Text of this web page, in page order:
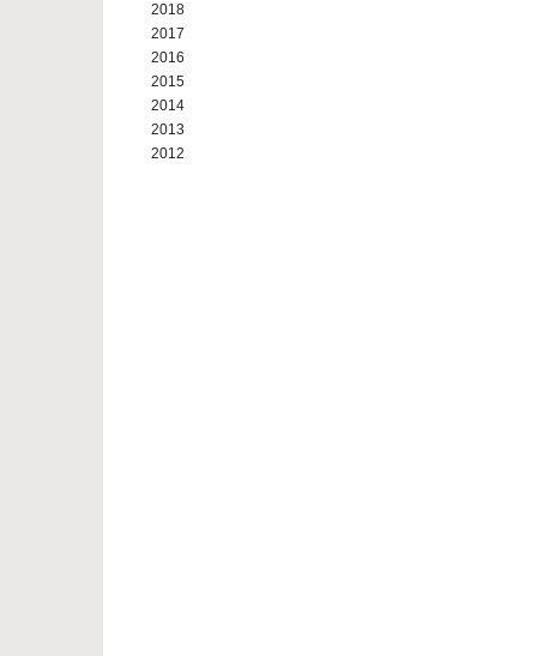
2018
2017
2016
2015
2014
2013
2012